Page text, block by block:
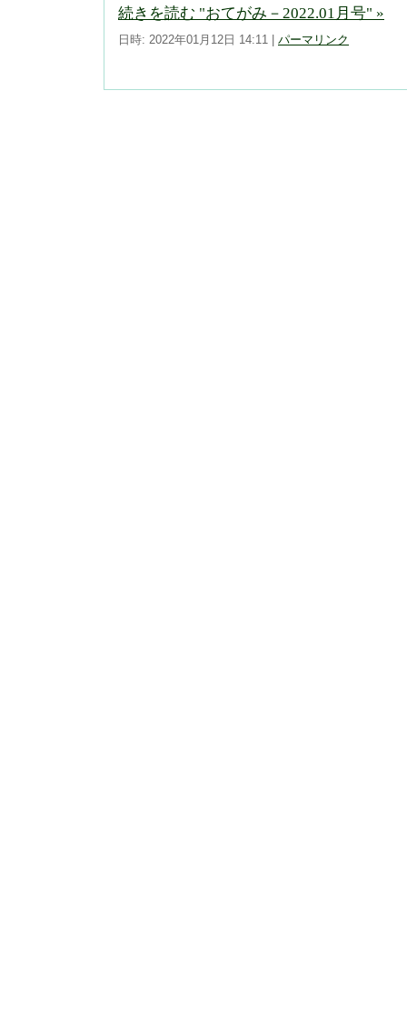
続きを読む "おてがみ－2022.01月号" »
日時: 2022年01月12日 14:11 パーマリンク